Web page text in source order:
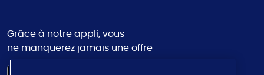
Grâce à notre appli, vous
ne manquerez jamais une offre